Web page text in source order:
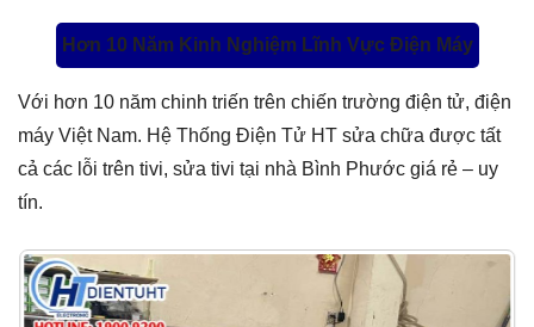
Hơn 10 Năm Kinh Nghiệm Lĩnh Vực Điện Máy
Với hơn 10 năm chinh triến trên chiến trường điện tử, điện
máy Việt Nam. Hệ Thống Điện Tử HT sửa chữa được tất
cả các lỗi trên tivi, sửa tivi tại nhà Bình Phước giá rẻ – uy
tín.